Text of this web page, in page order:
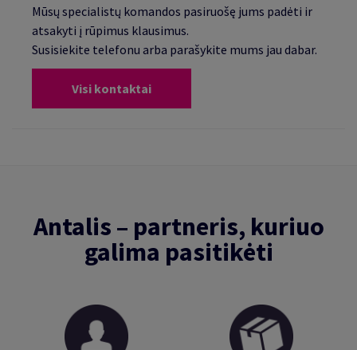
Mūsų specialistų komandos pasiruošę jums padėti ir
atsakyti į rūpimus klausimus.
Susisiekite telefonu arba parašykite mums jau dabar.
Visi kontaktai
Antalis – partneris, kuriuo
galima pasitikėti